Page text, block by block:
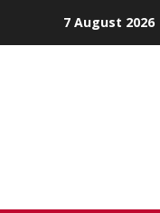
7 August 2026